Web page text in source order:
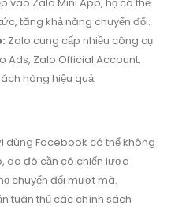
tăng khả năng chuyển đổi.
Zalo cung cấp nhiều công cụ
Ads, Zalo Official Account,
hàng hiệu quả.
dùng Facebook có thể không
do đó cần có chiến lược
chuyển đổi mượt mà.
tuân thủ các chính sách